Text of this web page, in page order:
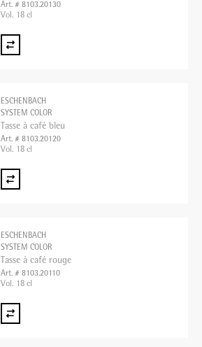
Art. # 8103.20130
Vol. 18 cl
ESCHENBACH
SYSTEM COLOR
Tasse à café bleu
Art. # 8103.20120
Vol. 18 cl
ESCHENBACH
SYSTEM COLOR
Tasse à café rouge
Art. # 8103.20110
Vol. 18 cl